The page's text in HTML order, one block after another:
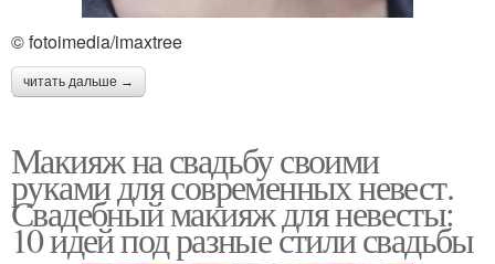
© fotoimedia/imaxtree
читать дальше →
Макияж на свадьбу своими
руками для современных невест.
Свадебный макияж для невесты:
10 идей под разные стили свадьбы